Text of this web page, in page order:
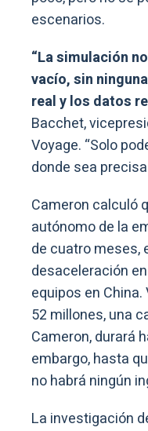
escenarios.
“La simulación
vacío, sin
real y los datos
Bacchet,
Voyage. “Solo
donde sea
Cameron calculó
autónomo de la
de cuatro meses,
desaceleración
equipos en
52 millones, una
Cameron, durará
embargo, hasta
no habrá ningún
La investigación